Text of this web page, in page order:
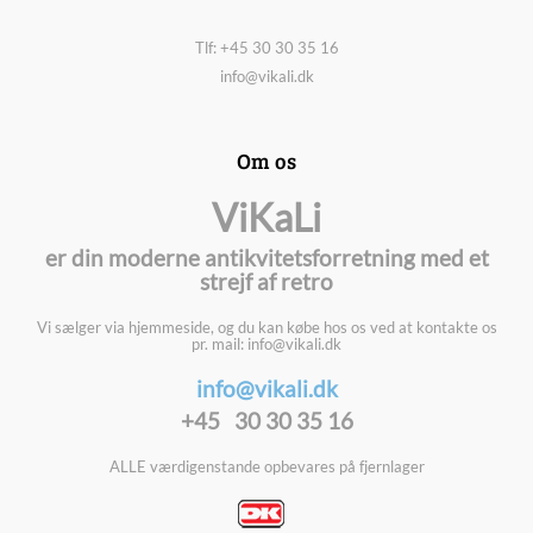
Tlf: +45 30 30 35 16
info@vikali.dk
Om os
ViKaLi
er din moderne antikvitetsforretning med et
strejf af retro
Vi sælger via hjemmeside, og du kan købe hos os ved at kontakte os
pr. mail: info@vikali.dk
info@vikali.dk
+45 30 30 35 16
ALLE værdigenstande opbevares på fjernlager